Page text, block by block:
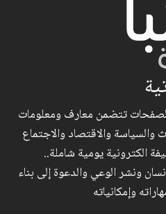
تتضمن معارف ومعلومات
والسياسة والاقتصاد والاجتماع
الكترونية يومية شاملة..
ونشر الوعي والدعوة إلى بناء
وإمكانياته